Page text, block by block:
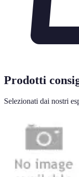
Prodotti
Selezionati dai nostri